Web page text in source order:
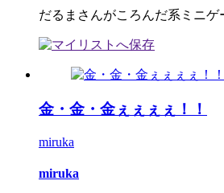
だるまさんがころんだ系ミニゲ
金・金・金ぇぇぇぇ！！
miruka
miruka